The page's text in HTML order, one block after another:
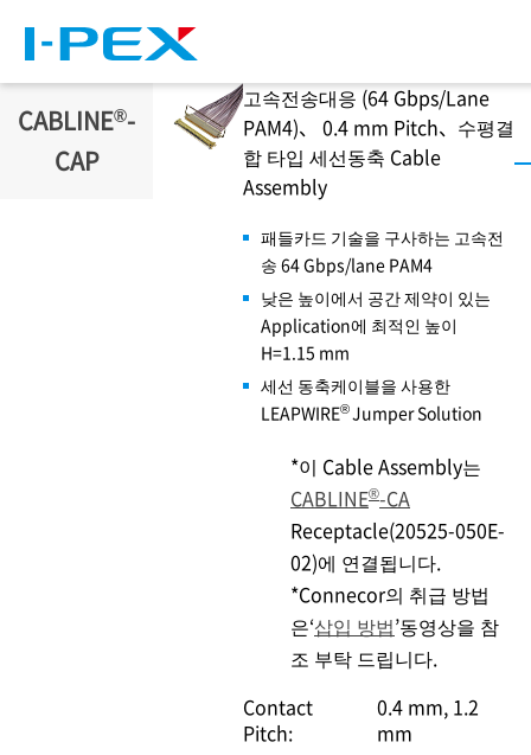
CABLINE®-
CAP
고속전송대응 (64 Gbps/Lane
PAM4)、 0.4 mm Pitch、수평결
합 타입 세선동축 Cable
Assembly
패들카드 기술을 구사하는 고속전
송 64 Gbps/lane PAM4
낮은 높이에서 공간 제약이 있는
Application에 최적인 높이
H=1.15 mm
세선 동축케이블을 사용한
LEAPWIRE®Jumper Solution
*이 Cable Assembly는
CABLINE®-CA
Receptacle(20525-050E-
02)에 연결됩니다.
*Connecor의 취급 방법
은‘삽입 방법’동영상을 참
조 부탁 드립니다.
Contact
Pitch:
0.4 mm 1.2
mm